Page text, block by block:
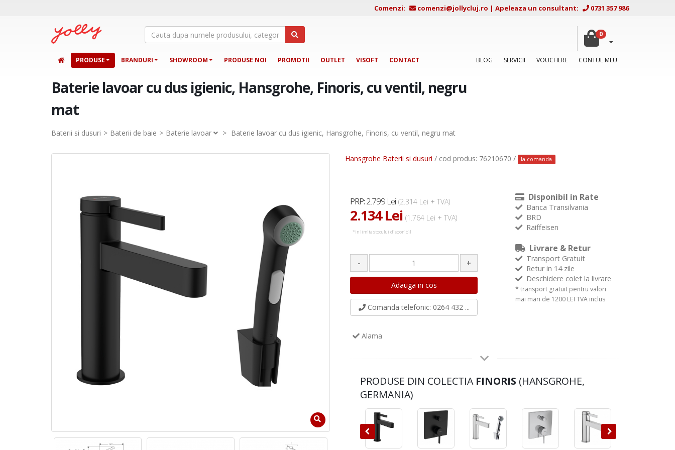
Comenzi: comenzi@jollycluj.ro | Apeleaza un consultant: 0731 357 986
0
PRODUSE BRANDURI SHOWROOM PRODUSE NOI PROMOTII OUTLET VISOFT CONTACT BLOG SERVICII VOUCHERE CONTUL MEU
Baterie lavoar cu dus igienic, Hansgrohe, Finoris, cu ventil, negru
mat
Baterii si dusuri Baterii de baie Baterie lavoar > Baterie lavoar cu dus igienic, Hansgrohe, Finoris, cu ventil, negru mat
Hansgrohe Baterii si dusuri / cod produs: 76210670 / la comanda
PRP:2.799 Lei (2.314 Lei + TVA)
2.134 Lei (1.764 Lei + TVA)
*in limita stocului disponibil
- +
Comanda telefonic: 0264 432 ...
Alama
Disponibil in Rate
Banca Transilvania
BRD
Raiffeisen
Livrare & Retur
Transport Gratuit
Retur in 14 zile
Deschidere colet la livrare
* transport gratuit pentru valori
mai mari de 1200 LEI TVA inclus
PRODUSE DIN COLECTIA FINORIS (HANSGROHE,
GERMANIA)